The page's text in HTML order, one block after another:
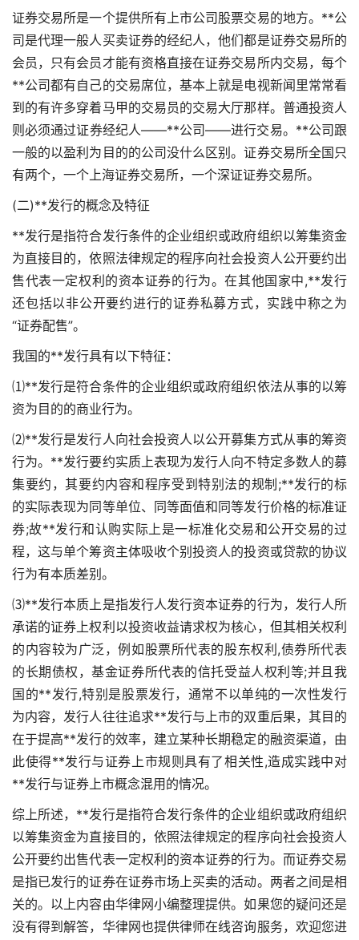
证券交易所是一个提供所有上市公司股票交易的地方。**公
司是代理一般人买卖证券的经纪人，他们都是证券交易所的
会员，只有会员才能有资格直接在证券交易所内交易，每个
**公司都有自己的交易席位，基本上就是电视新闻里常常看
到的有许多穿着马甲的交易员的交易大厅那样。普通投资人
则必须通过证券经纪人——**公司——进行交易。**公司跟
一般的以盈利为目的的公司没什么区别。证券交易所全国只
有两个，一个上海证券交易所，一个深证证券交易所。
(二)**发行的概念及特征
**发行是指符合发行条件的企业组织或政府组织以筹集资金
为直接目的，依照法律规定的程序向社会投资人公开要约出
售代表一定权利的资本证券的行为。在其他国家中,**发行
还包括以非公开要约进行的证券私募方式，实践中称之为
“证券配售”。
我国的**发行具有以下特征：
⑴**发行是符合条件的企业组织或政府组织依法从事的以筹
资为目的的商业行为。
⑵**发行是发行人向社会投资人以公开募集方式从事的筹资
行为。**发行要约实质上表现为发行人向不特定多数人的募
集要约，其要约内容和程序受到特别法的规制;**发行的标
的实际表现为同等单位、同等面值和同等发行价格的标准证
券;故**发行和认购实际上是一标准化交易和公开交易的过
程，这与单个筹资主体吸收个别投资人的投资或贷款的协议
行为有本质差别。
⑶**发行本质上是指发行人发行资本证券的行为，发行人所
承诺的证券上权利以投资收益请求权为核心，但其相关权利
的内容较为广泛，例如股票所代表的股东权利,债券所代表
的长期债权，基金证券所代表的信托受益人权利等;并且我
国的**发行,特别是股票发行，通常不以单纯的一次性发行
为内容，发行人往往追求**发行与上市的双重后果，其目的
在于提高**发行的效率，建立某种长期稳定的融资渠道，由
此使得**发行与证券上市规则具有了相关性,造成实践中对
**发行与证券上市概念混用的情况。
综上所述，**发行是指符合发行条件的企业组织或政府组织
以筹集资金为直接目的，依照法律规定的程序向社会投资人
公开要约出售代表一定权利的资本证券的行为。而证券交易
是指已发行的证券在证券市场上买卖的活动。两者之间是相
关的。以上内容由华律网小编整理提供。如果您的疑问还是
没有得到解答，华律网也提供律师在线咨询服务，欢迎您进